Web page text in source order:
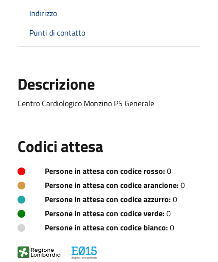
Indirizzo
Punti di contatto
Descrizione
Centro Cardiologico Monzino PS Generale
Codici attesa
Persone in attesa con codice rosso:0
Persone in attesa con codice arancione:0
Persone in attesa con codice azzurro:0
Persone in attesa con codice verde:0
Persone in attesa con codice bianco:0